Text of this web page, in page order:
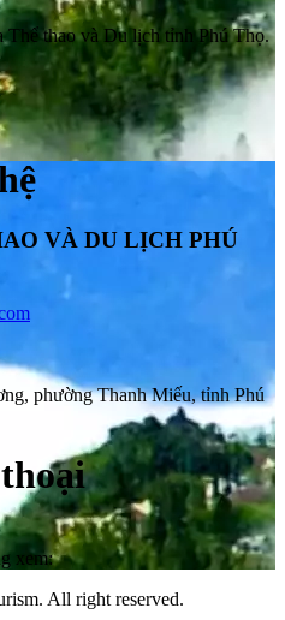
Thể thao và Du lịch tỉnh Phú Thọ.
VÀ DU LỊCH PHÚ
phường Thanh Miếu, tỉnh Phú
xem:
All right reserved.